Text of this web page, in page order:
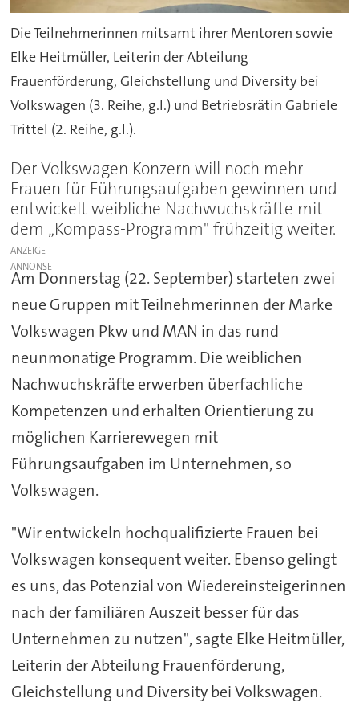
Die Teilnehmerinnen mitsamt ihrer Mentoren sowie
Elke Heitmüller, Leiterin der Abteilung
Frauenförderung, Gleichstellung und Diversity bei
Volkswagen (3. Reihe, g.l.) und Betriebsrätin Gabriele
Trittel (2. Reihe, g.l.).
Der Volkswagen Konzern will noch mehr
Frauen für Führungsaufgaben gewinnen und
entwickelt weibliche Nachwuchskräfte mit
dem „Kompass-Programm" frühzeitig weiter.
ANZEIGE
Am Donnerstag (22. September) starteten zwei
neue Gruppen mit Teilnehmerinnen der Marke
Volkswagen Pkw und MAN in das rund
neunmonatige Programm. Die weiblichen
Nachwuchskräfte erwerben überfachliche
Kompetenzen und erhalten Orientierung zu
möglichen Karrierewegen mit
Führungsaufgaben im Unternehmen, so
Volkswagen.
"Wir entwickeln hochqualifizierte Frauen bei
Volkswagen konsequent weiter. Ebenso gelingt
es uns, das Potenzial von Wiedereinsteigerinnen
nach der familiären Auszeit besser für das
Unternehmen zu nutzen", sagte Elke Heitmüller,
Leiterin der Abteilung Frauenförderung,
Gleichstellung und Diversity bei Volkswagen.